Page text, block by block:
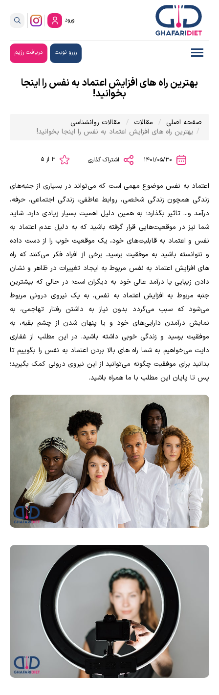
ورود
رزرو نوبت دریافت رژیم
بهترین راه های افزایش اعتماد به نفس را اینجا
بخوانید!
صفحه اصلی مقالات
مقالات روانشناسی
بهترین راه های افزایش اعتماد به نفس را اینجا بخوانید!
اشتراک گذاری
اعتماد به نفس موضوع مهمی است که می‌تواند در بسیاری از جنبه‌های
زندگی همچون زندگی شخصی، روابط عاطفی، زندگی اجتماعی، حرفه،
درآمد و... تاثیر بگذارد؛ به همین دلیل اهمیت بسیار زیادی دارد. شاید
شما نیز در موقعیت‌هایی قرار گرفته باشید که به دلیل عدم اعتماد به
نفس و اعتماد به قابلیت‌های خود، یک موقعیت خوب را از دست داده
و نتوانسته باشید به موفقیت برسید. برخی از افراد فکر می‌کنند که راه
های افزایش اعتماد به نفس مربوط به ایجاد تغییرات در ظاهر و نشان
دادن زیبایی یا درآمد عالی خود به دیگران است؛ در حالی که بیشترین
جنبه مربوط به افزایش اعتماد به نفس، به یک نیروی درونی مربوط
می‌شود که سبب می‌گردد بدون نیاز به داشتن رفتار تهاجمی، به
نمایش درآمدن دارایی‌های خود و یا پنهان شدن از چشم بقیه، به
موفقیت برسید و زندگی خوبی داشته باشید. در این مطلب از غفاری
دایت می‌خواهیم به شما راه های بالا بردن اعتماد به نفس را بگوییم تا
بدانید برای موفقیت چگونه می‌توانید از این نیروی درونی کمک بگیرید؛
پس تا پایان این مطلب با ما همراه باشید.